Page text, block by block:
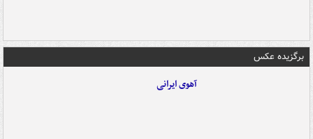
برگزیده عکس
آهوی ایرانی